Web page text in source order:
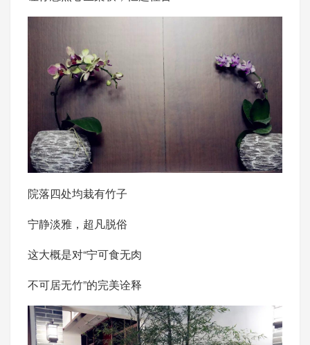
院落四处均栽有竹子
宁静淡雅，超凡脱俗
这大概是对“宁可食无肉
不可居无竹”的完美诠释